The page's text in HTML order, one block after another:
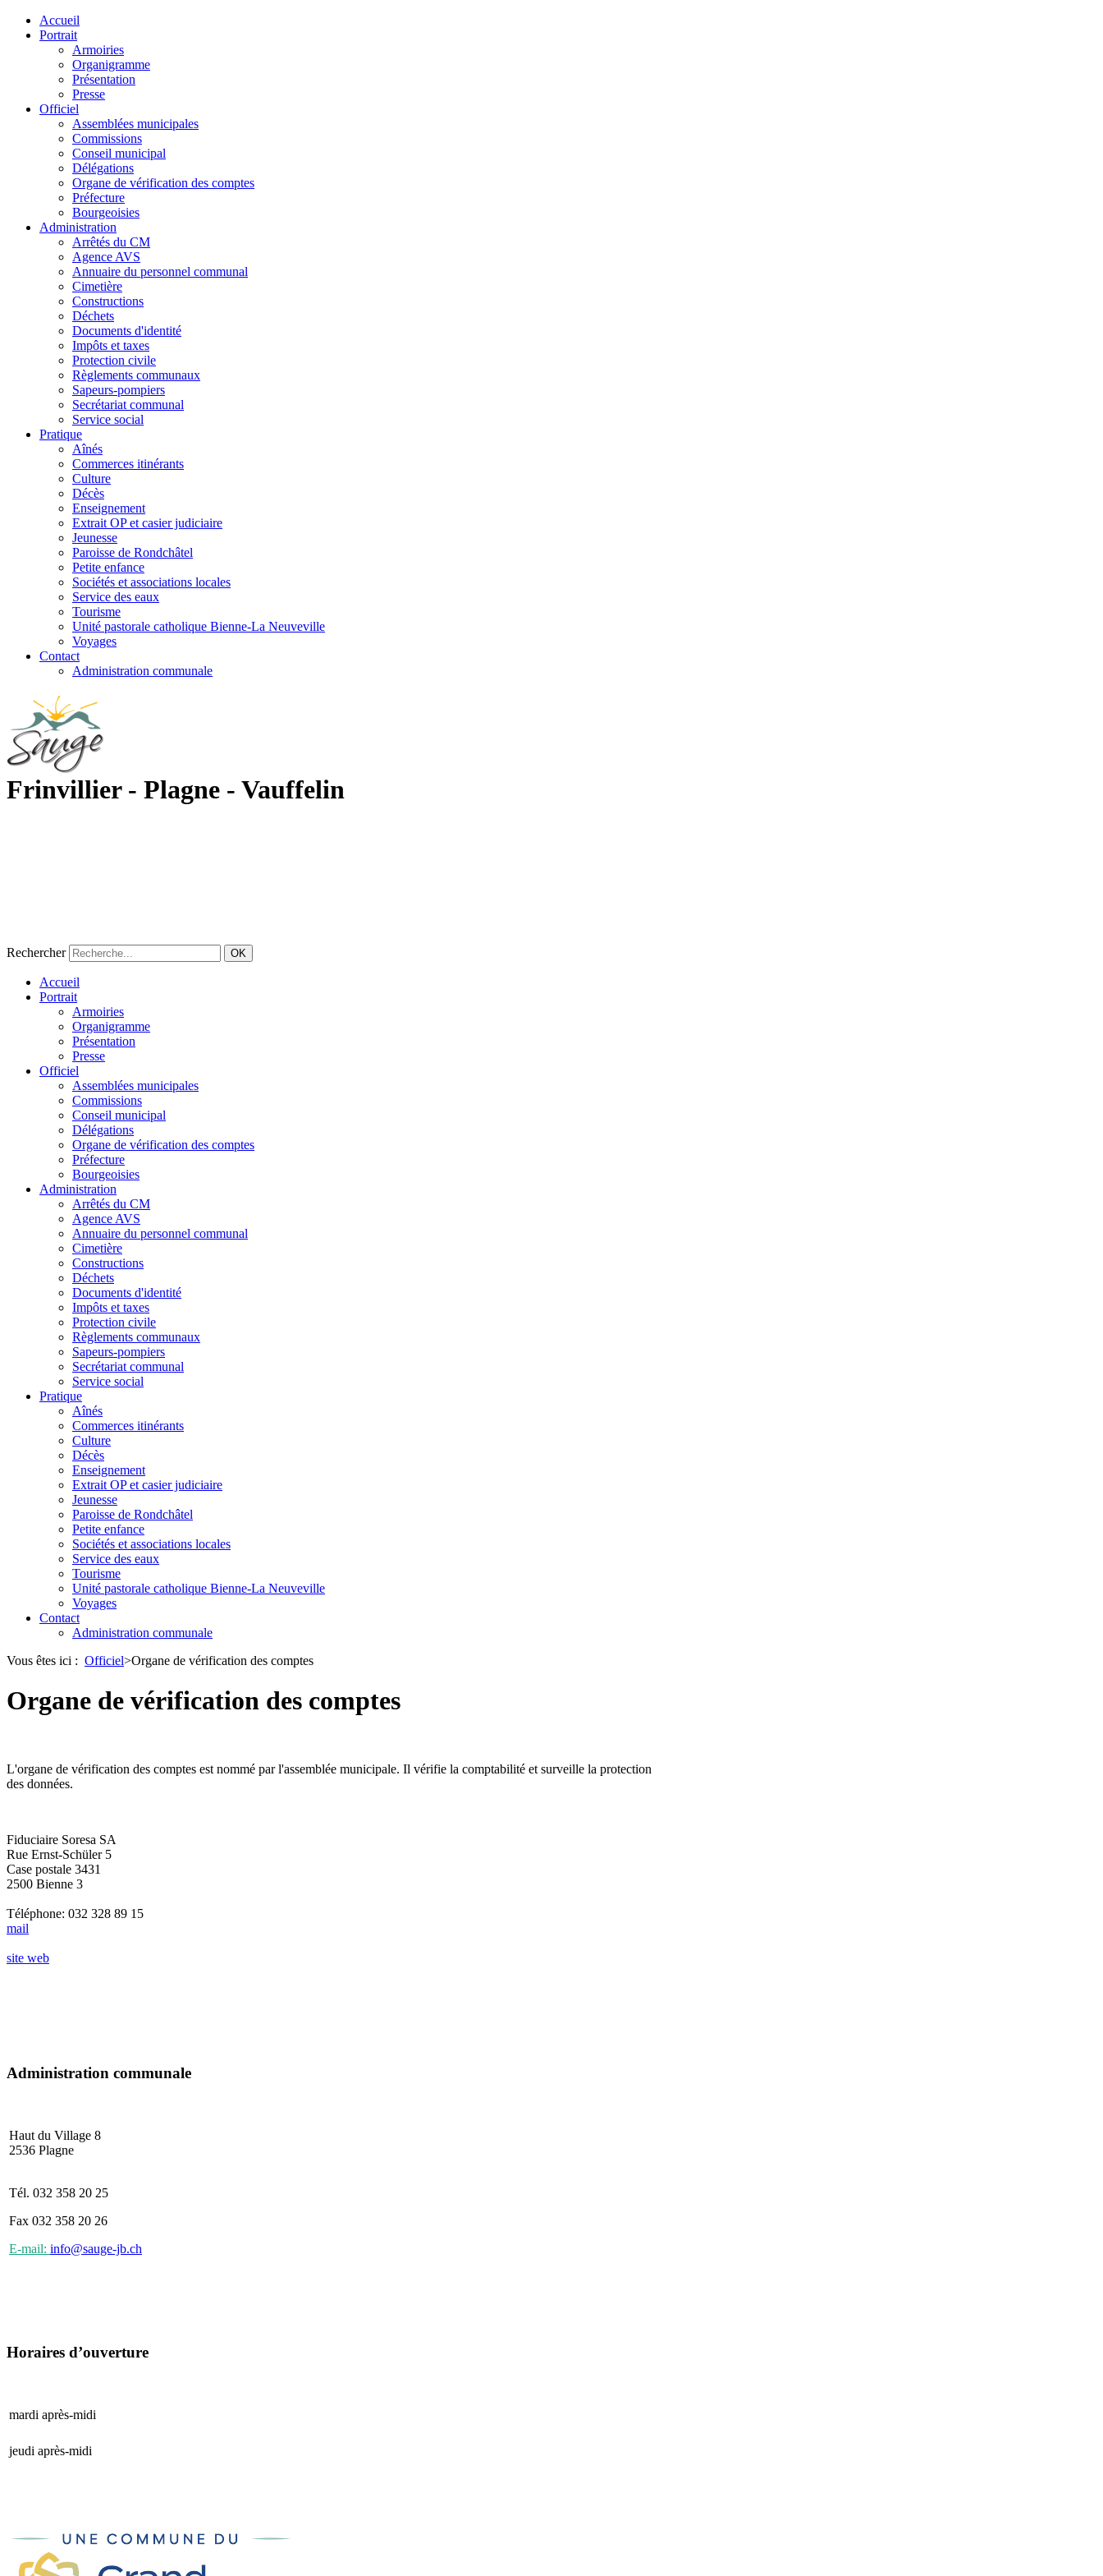
Accueil
Portrait
Armoiries
Organigramme
Présentation
Presse
Officiel
Assemblées municipales
Commissions
Conseil municipal
Délégations
Organe de vérification des comptes
Préfecture
Bourgeoisies
Administration
Arrêtés du CM
Agence AVS
Annuaire du personnel communal
Cimetière
Constructions
Déchets
Documents d'identité
Impôts et taxes
Protection civile
Règlements communaux
Sapeurs-pompiers
Secrétariat communal
Service social
Pratique
Aînés
Commerces itinérants
Culture
Décès
Enseignement
Extrait OP et casier judiciaire
Jeunesse
Paroisse de Rondchâtel
Petite enfance
Sociétés et associations locales
Service des eaux
Tourisme
Unité pastorale catholique Bienne-La Neuveville
Voyages
Contact
Administration communale
Frinvillier - Plagne - Vauffelin
Rechercher OK
Accueil
Portrait
Armoiries
Organigramme
Présentation
Presse
Officiel
Assemblées municipales
Commissions
Conseil municipal
Délégations
Organe de vérification des comptes
Préfecture
Bourgeoisies
Administration
Arrêtés du CM
Agence AVS
Annuaire du personnel communal
Cimetière
Constructions
Déchets
Documents d'identité
Impôts et taxes
Protection civile
Règlements communaux
Sapeurs-pompiers
Secrétariat communal
Service social
Pratique
Aînés
Commerces itinérants
Culture
Décès
Enseignement
Extrait OP et casier judiciaire
Jeunesse
Paroisse de Rondchâtel
Petite enfance
Sociétés et associations locales
Service des eaux
Tourisme
Unité pastorale catholique Bienne-La Neuveville
Voyages
Contact
Administration communale
Vous êtes ici : Officiel>Organe de vérification des comptes
Organe de vérification des comptes
L'organe de vérification des comptes est nommé par l'assemblée municipale. Il vérifie la comptabilité et surveille la protection
des données.
Fiduciaire Soresa SA
Rue Ernst-Schüler 5
Case postale 3431
2500 Bienne 3
Téléphone: 032 328 89 15
mail
site web
Administration communale
Haut du Village 8
2536 Plagne
Tél. 032 358 20 25
Fax 032 358 20 26
E-mail: info@sauge-jb.ch
Horaires d’ouverture
mardi après-midi
jeudi après-midi